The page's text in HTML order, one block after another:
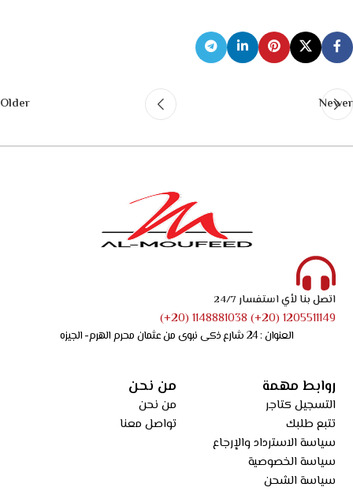
Newer
Older
اتصل بنا لأي استفسار 24/7
1205511149 (20+) 1148881038 (20+)
العنوان : 24 شارع ذكى نبوى من عثمان محرم الهرم- الجيزه
روابط مهمة
التسجيل كتاجر
تتبع طلبك
سياسة الاسترداد والإرجاع
سياسة الخصوصية
سياسة الشحن
من نحن
من نحن
تواصل معنا